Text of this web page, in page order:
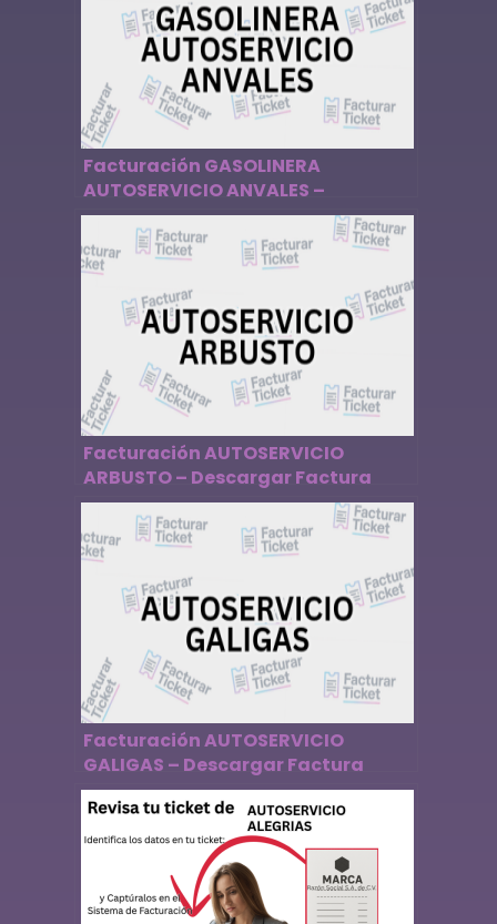
Facturación GASOLINERA
AUTOSERVICIO ANVALES –
Descargar Factura
Facturación AUTOSERVICIO
ARBUSTO – Descargar Factura
Facturación AUTOSERVICIO
GALIGAS – Descargar Factura